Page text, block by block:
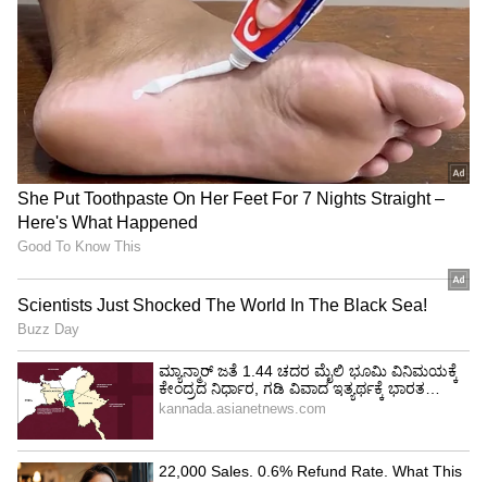
45ರಿಂದ 50 ಲಕ್ಷಕ್ಕೆ ಏರಿಕೆಯಾಗುವ ಸಾಧ್ಯತೆ ಇದೆ.
ಕಣಿಮಿಣಿಕೆಯಲ್ಲೂ 38ರಿಂದ 43 ಲಕ್ಷ ರು.ಗೆ ಏರಿಕೆಯಾಗಲಿದೆ
ಎಂದು ಪ್ರಾಧಿಕಾರದ ಅಧಿಕಾರಿಗಳು ತಿಳಿಸಿದ್ದಾರೆ
ಹುಣ್ಣಿಗೆರೆ ವಿಲ್ಲಾ ದರವೂ ಗಗನಕ್ಕೆ
ಕಾಮಗಾರಿ ಪೂರ್ಣಗೊಂಡು ಮಾರಾಟಕ್ಕೆ ಸಿದ್ಧಗೊಂಡಿರುವ
ಹುಣ್ಣಿಗೆರೆಯ ವಿಲ್ಲಾಗಳ ದರ ಕೂಡ ಹೆಚ್ಚಳವಾಗುವ ಸಾಧ್ಯತೆ
ಇದೆ. 3 ಬಿಎಚ್‍ಕೆ ಮನೆಗಳ ದರ 75 ಲಕ್ಷ ರು.ನಿಂದ 85 ಲಕ್ಷ
ರು.ಗೆ ಹಾಗೂ 4 ಬಿಎಚ್‍ಕೆ ಮನೆಗಳು 1.10 ಕೋಟಿ ರು.ನಿಂದ
1.13 ಕೋಟಿ ರು. ಬೆಲೆ ನಿಗದಿಪಡಿಸುವ ಕುರಿತು ಬಿಡಿಎ ಚಿಂತನೆ
ನಡೆಸಿದೆ ಎಂದು ಪ್ರಾಧಿಕಾರದ ಅಧಿಕಾರಿಗಳು ‘ಕನ್ನಡಪ್ರಭ’ಕ್ಕೆ
ಮಾಹಿತಿ ನೀಡಿದ್ದಾರೆ.